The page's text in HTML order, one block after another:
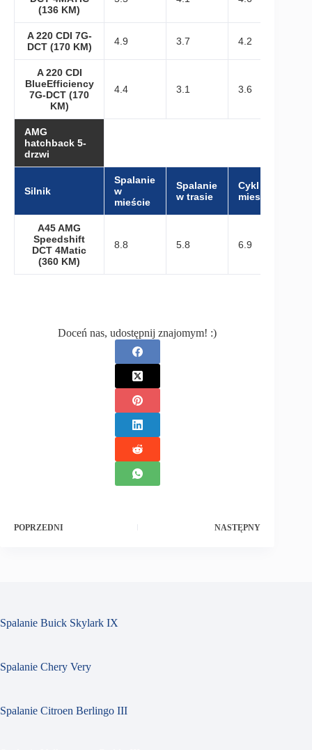
(136 KM)
A 220 CDI 7G-
DCT (170 KM)
4.9 3.7 4.2
A 220 CDI
BlueEfficiency
7G-DCT (170
KM)
4.4 3.1 3.6
AMG
hatchback 5-
drzwi
Silnik
Spalanie
w
mieście
Spalanie
w trasie
Cykl
mieszany
A45 AMG
Speedshift
DCT 4Matic
(360 KM)
8.8 5.8 6.9
Doceń nas, udostępnij znajomym! :)
POPRZEDNI NASTĘPNY
Spalanie Buick Skylark IX
Spalanie Chery Very
Spalanie Citroen Berlingo III